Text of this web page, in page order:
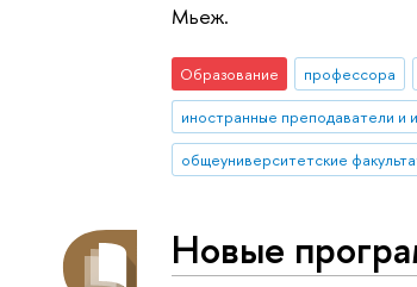
Мьеж.
Образование профессора
общеуниверситетские
Новые